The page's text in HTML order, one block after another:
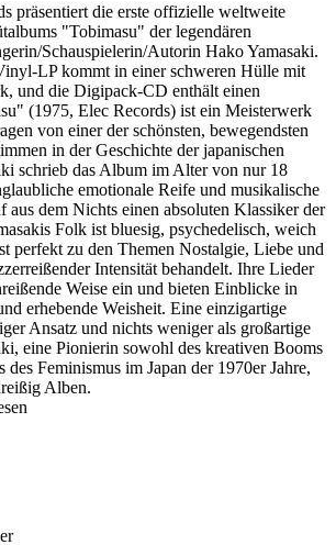
präsentiert die erste offizielle weltweite
"Tobimasu" der legendären
Schauspielerin/Autorin Hako Yamasaki.
LP kommt in einer schweren Hülle mit
und die Digipack-CD enthält einen
(1975, Elec Records) ist ein Meisterwerk
von einer der schönsten, bewegendsten
in der Geschichte der japanischen
schrieb das Album im Alter von nur 18
emotionale Reife und musikalische
aus dem Nichts einen absoluten Klassiker der
Folk ist bluesig, psychedelisch, weich
perfekt zu den Themen Nostalgie, Liebe und
Intensität behandelt. Ihre Lieder
Weise ein und bieten Einblicke in
erhebende Weisheit. Eine einzigartige
Ansatz und nichts weniger als großartige
eine Pionierin sowohl des kreativen Booms
des Feminismus im Japan der 1970er Jahre,
Alben.